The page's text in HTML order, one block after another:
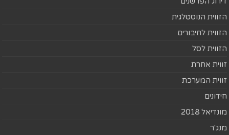
הזווית הנוסטלגית
הזווית לחיבורים
הזווית לסל
זווית אחרת
זווית המערכת
חידונים
מונדיאל 2018
מנג'ר